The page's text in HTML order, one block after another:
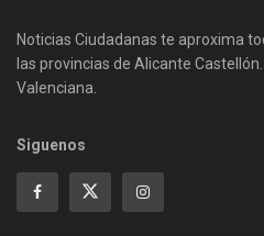
Noticias Ciudadanas te aproxima
las provincias de Alicante
Valenciana.
Siguenos